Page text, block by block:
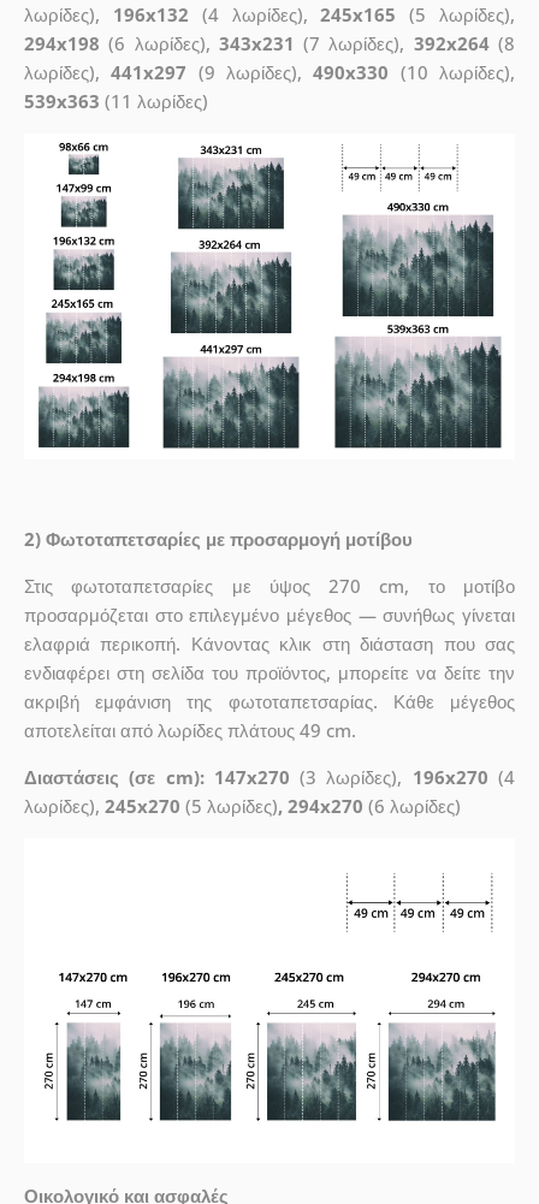
λωρίδες), 196x132 (4 λωρίδες),245x165 (5 λωρίδες),
294x198 (6 λωρίδες), 343x231 (7 λωρίδες), 392x264(8
λωρίδες),441x297 (9 λωρίδες),490x330 (10 λωρίδες),
539x363 (11 λωρίδες)
2) Φωτοταπετσαρίες με προσαρμογή μοτίβου
Στις φωτοταπετσαρίες με ύψος 270 cm, το μοτίβο
προσαρμόζεται στο επιλεγμένο μέγεθος — συνήθως γίνεται
ελαφριά περικοπή. Κάνοντας κλικ στη διάσταση που σας
ενδιαφέρει στη σελίδα του προϊόντος, μπορείτε να δείτε την
ακριβή εμφάνιση της φωτοταπετσαρίας. Κάθε μέγεθος
αποτελείται από λωρίδες πλάτους 49 cm.
Διαστάσεις (σε cm): 147x270 (3 λωρίδες), 196x270 (4
λωρίδες), 245x270 (5 λωρίδες), 294x270 (6 λωρίδες)
Οικολογικό και ασφαλές